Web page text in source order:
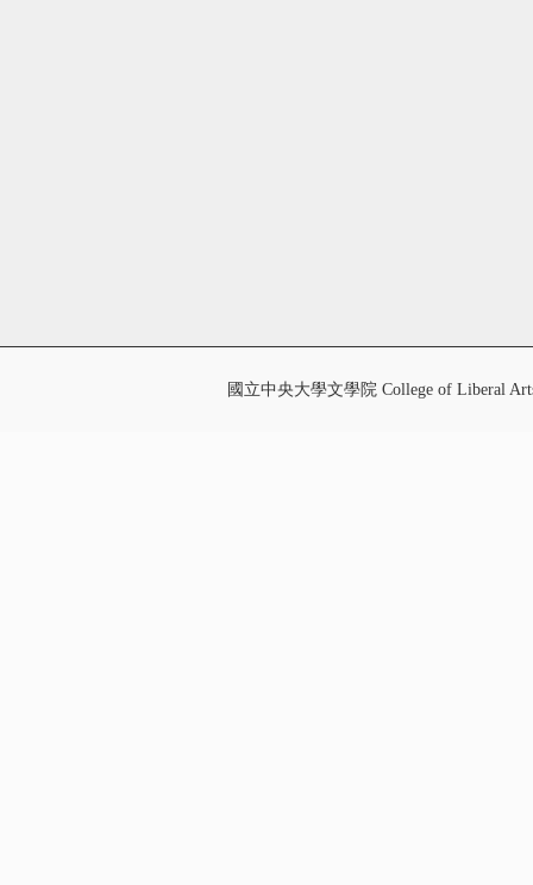
國立中央大學文學院 College of Liberal